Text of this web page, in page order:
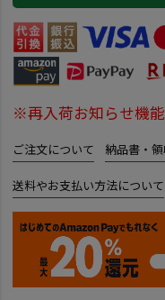
※再入荷お知らせ機
ご注文について 納品書・
送料やお支払い方法について